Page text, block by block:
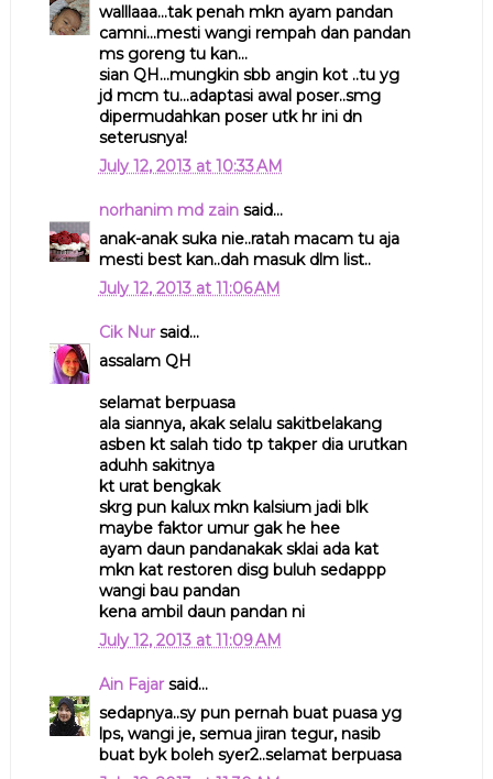
walllaaa...tak penah mkn ayam pandan
camni...mesti wangi rempah dan pandan
ms goreng tu kan...
sian QH...mungkin sbb angin kot ..tu yg
jd mcm tu...adaptasi awal poser..smg
dipermudahkan poser utk hr ini dn
seterusnya!
July 12, 2013 at 10:33 AM
norhanim md zainsaid...
anak-anak suka nie..ratah macam tu aja
mesti best kan..dah masuk dlm list..
July 12, 2013 at 11:06 AM
Cik Nursaid...
assalam QH
selamat berpuasa
ala siannya, akak selalu sakitbelakang
asben kt salah tido tp takper dia urutkan
aduhh sakitnya
kt urat bengkak
skrg pun kalux mkn kalsium jadi blk
maybe faktor umur gak he hee
ayam daun pandanakak sklai ada kat
mkn kat restoren disg buluh sedappp
wangi bau pandan
kena ambil daun pandan ni
July 12, 2013 at 11:09 AM
Ain Fajarsaid...
sedapnya..sy pun pernah buat puasa yg
lps, wangi je, semua jiran tegur, nasib
buat byk boleh syer2..selamat berpuasa